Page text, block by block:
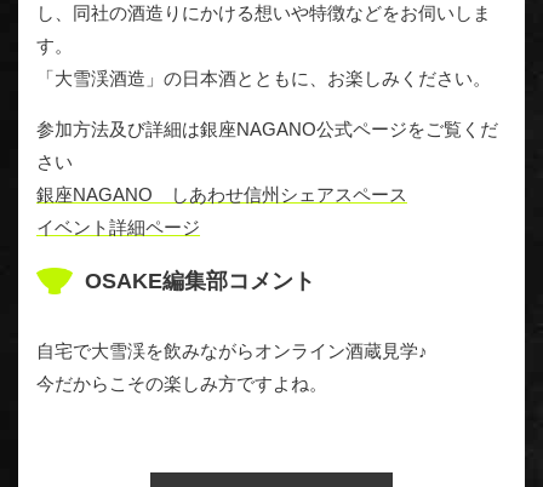
し、同社の酒造りにかける想いや特徴などをお伺いしま
す。
「大雪渓酒造」の日本酒とともに、お楽しみください。
参加方法及び詳細は銀座NAGANO公式ページをご覧くだ
さい
銀座NAGANO しあわせ信州シェアスペース
イベント詳細ページ
OSAKE編集部コメント
自宅で大雪渓を飲みながらオンライン酒蔵見学♪
今だからこその楽しみ方ですよね。